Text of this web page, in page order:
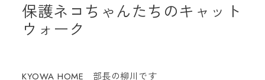
保護ネコちゃんたちのキャット
ウォーク
KYOWA HOME 部長の柳川です